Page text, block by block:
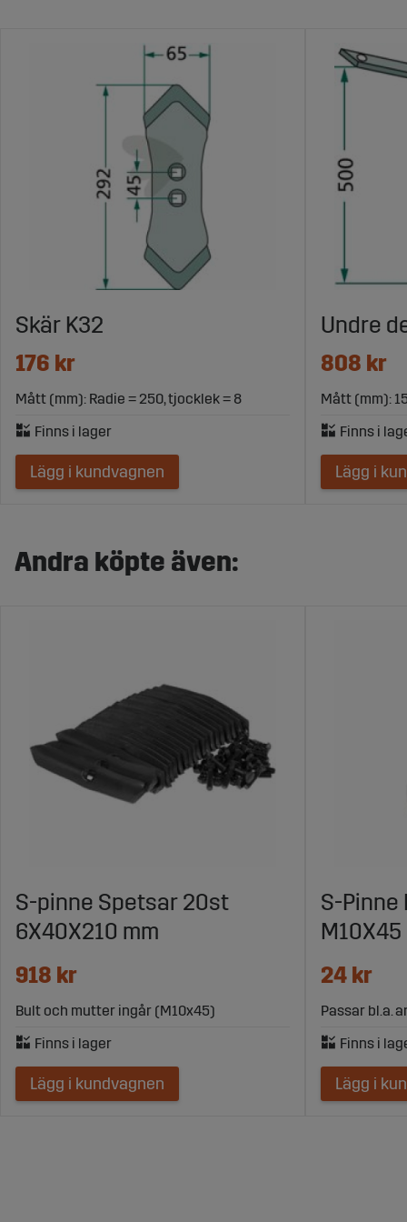
Skär K32
176 kr
Mått (mm): Radie = 250, tjocklek = 8
Lägg i kundvagnen
Undre
808 kr
Mått (mm):
Lägg i
Andra köpte även:
S-pinne Spetsar 20st
6X40X210 mm
918 kr
Bult och mutter ingår (M10x45)
Lägg i kundvagnen
S-Pinne
M10X45
24 kr
Passar bl.a.
Lägg i